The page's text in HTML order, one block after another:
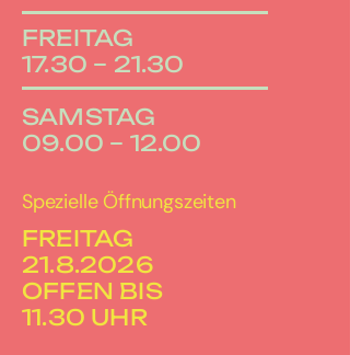
FREITAG
17.30 – 21.30
SAMSTAG
09.00 – 12.00
Spezielle Öffnungszeiten
FREITAG
21.8.2026
OFFEN BIS
11.30 UHR